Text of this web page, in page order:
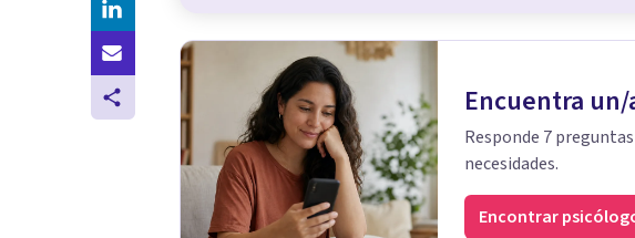
Encuentra
Responde 7
necesidades.
Encontrar